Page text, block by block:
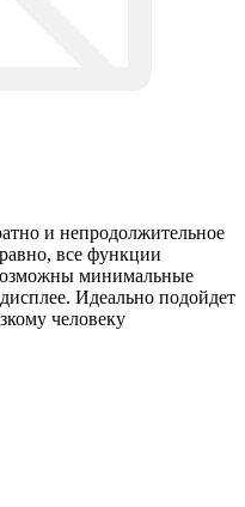
и непродолжительное
все функции
минимальные
Идеально подойдет
человеку